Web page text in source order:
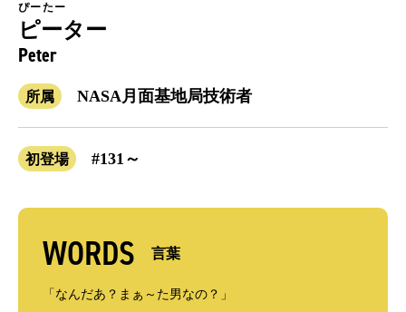
ぴーたー
ピーター
Peter
所属 NASA月面基地局技術者
初登場 #131～
WORDS 言葉
「なんだあ？まぁ～た男なの？」